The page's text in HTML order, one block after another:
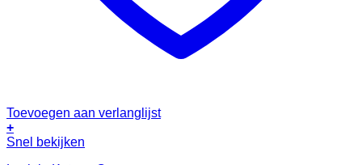
Toevoegen aan verlanglijst
+
Snel bekijken